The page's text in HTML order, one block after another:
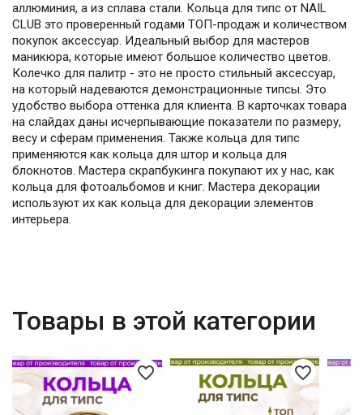
аллюминия, а из сплава стали. Кольца для типс от NAIL
CLUB это проверенный годами ТОП-продаж и количеством
покупок аксессуар. Идеальный выбор для мастеров
маникюра, которые имеют большое количество цветов.
Колечко для палитр - это не просто стильный аксессуар,
на который надеваются демонстрационные типсы. Это
удобство выбора оттенка для клиента. В карточках товара
на слайдах даны исчерпывающие показатели по размеру,
весу и сферам применения. Также кольца для типс
применяются как кольца для штор и кольца для
блокнотов. Мастера скрапбукинга покупают их у нас, как
кольца для фотоальбомов и книг. Мастера декорации
используют их как кольца для декорации элементов
интерьера.
Товары в этой категории
favorite_border favorite_border